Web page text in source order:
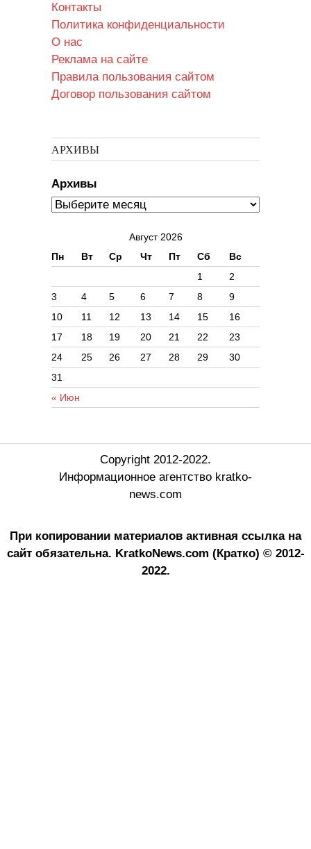
Контакты
Политика конфиденциальности
О нас
Реклама на сайте
Правила пользования сайтом
Договор пользования сайтом
АРХИВЫ
Архивы
Август 2026
Пн
Вт Ср Чт Пт Сб Вс
« Июн
1
2
3
4 5 6 7 8
9
10
11 12 13 14 15
16
17
18 19 20 21 22
23
24
25 26 27 28 29
30
31
Copyright 2012-2022.
Информационное агентство kratko-
news.com
При копировании материалов активная ссылка на
сайт обязательна. KratkoNews.com (Кратко) © 2012-
2022.